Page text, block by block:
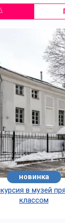
новинка
в музей
классом